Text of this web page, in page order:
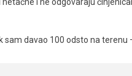
sam davao 100 odsto na